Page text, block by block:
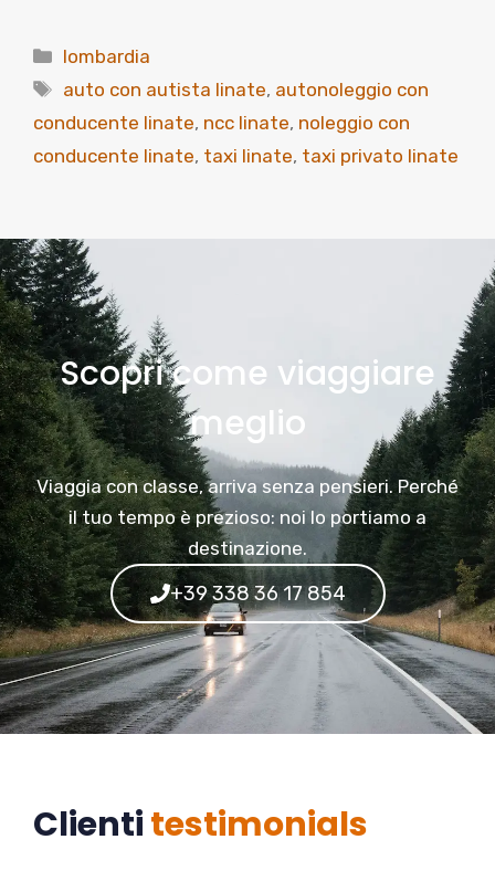
Categorie
lombardia
Tag
auto con autista linate, autonoleggio con
conducente linate, ncc linate, noleggio con
conducente linate, taxi linate, taxi privato linate
Scopri come viaggiare
meglio
Viaggia con classe, arriva senza pensieri. Perché
il tuo tempo è prezioso: noi lo portiamo a
destinazione.
+39 338 36 17 854
Clientitestimonials